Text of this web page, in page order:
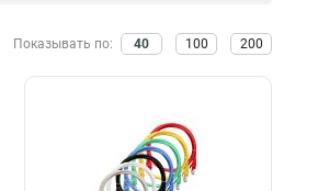
Желтый 22
OS2 26
ОМ3 2
Кол-во волокон
Показывать по: 40 100 200